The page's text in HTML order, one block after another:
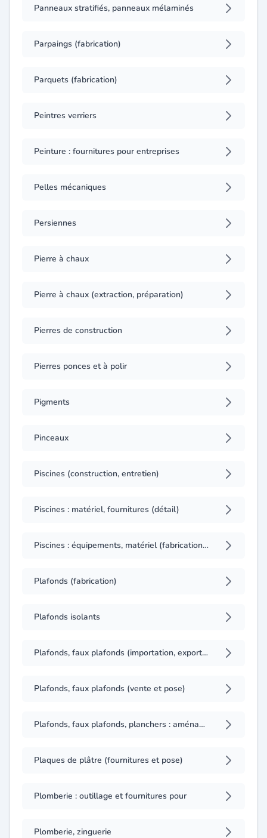
Panneaux stratifiés, panneaux mélaminés
Parpaings (fabrication)
Parquets (fabrication)
Peintres verriers
Peinture : fournitures pour entreprises
Pelles mécaniques
Persiennes
Pierre à chaux
Pierre à chaux (extraction, préparation)
Pierres de construction
Pierres ponces et à polir
Pigments
Pinceaux
Piscines (construction, entretien)
Piscines : matériel, fournitures (détail)
Piscines : équipements, matériel (fabrication, gros)
Plafonds (fabrication)
Plafonds isolants
Plafonds, faux plafonds (importation, exportation)
Plafonds, faux plafonds (vente et pose)
Plafonds, faux plafonds, planchers : aménagement de centres informatiques et techniques (importation, exportation)
Plaques de plâtre (fournitures et pose)
Plomberie : outillage et fournitures pour
Plomberie, zinguerie